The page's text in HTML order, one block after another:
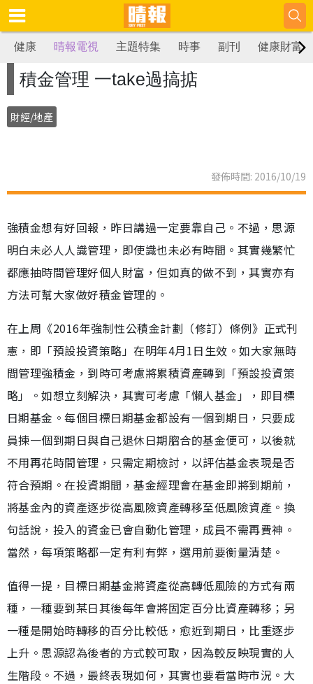
健康 晴報電視 主題特集 時事 副刊 健康財富
積金管理 一take過搞掂
財經/地產
發佈時間: 2016/10/19
強積金想有好回報，昨日講過一定要靠自己。不過，思源
明白未必人人識管理，即使識也未必有時間。其實幾繁忙
都應抽時間管理好個人財富，但如真的做不到，其實亦有
方法可幫大家做好積金管理的。
在上周《2016年強制性公積金計劃（修訂）條例》正式刊
憲，即「預設投資策略」在明年4月1日生效。如大家無時
間管理強積金，到時可考慮將累積資產轉到「預設投資策
略」。如想立刻解決，其實可考慮「懶人基金」，即目標
日期基金。每個目標日期基金都設有一個到期日，只要成
員揀一個到期日與自己退休日期脗合的基金便可，以後就
不用再花時間管理，只需定期檢討，以評估基金表現是否
符合預期。在投資期間，基金經理會在基金即將到期前，
將基金內的資產逐步從高風險資產轉移至低風險資產。換
句話說，投入的資金已會自動化管理，成員不需再費神。
當然，每項策略都一定有利有弊，選用前要衡量清楚。
值得一提，目標日期基金將資產從高轉低風險的方式有兩
種，一種要到某日其後每年會將固定百分比資產轉移；另
一種是開始時轉移的百分比較低，愈近到期日，比重逐步
上升。思源認為後者的方式較可取，因為較反映現實的人
生階段。不過，最終表現如何，其實也要看當時市況。大